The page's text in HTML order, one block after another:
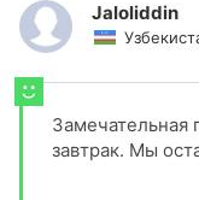
Jaloliddin
Замечательная
завтрак. Мы